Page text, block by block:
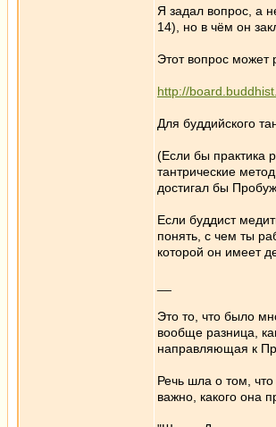
Я задал вопрос, а
14), но в чём он
Этот вопрос может
http://
Для буддийского
(Если бы практика
тантрические
достигал бы
Если буддист
понять, с чем ты
которой он имеет
Это то, что было
вообще разница,
направляющая к
Речь шла о том,
важно, какого она